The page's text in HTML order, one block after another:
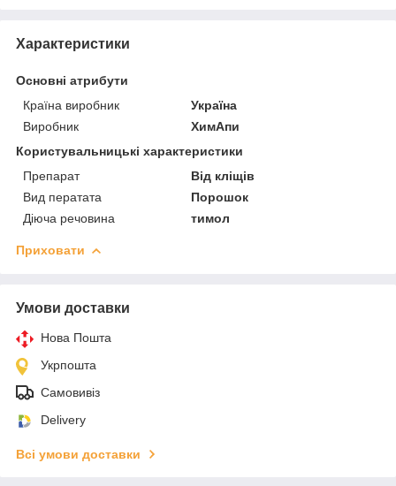
Характеристики
Основні атрибути
Країна виробник
Україна
Виробник
ХимАпи
Користувальницькі характеристики
Препарат
Від кліщів
Вид ператата
Порошок
Діюча речовина
тимол
Приховати
Умови доставки
Нова Пошта
Укрпошта
Самовивіз
Delivery
Всі умови доставки